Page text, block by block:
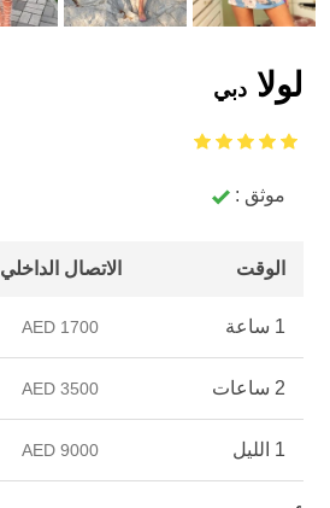
لولا دبي
موثق :
الوقت الاتصال الداخلي
1 ساعة 1700 AED
2 ساعات 3500 AED
1 الليل 9000 AED